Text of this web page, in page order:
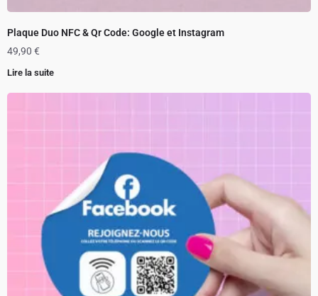
Plaque Duo NFC & Qr Code: Google et Instagram
49,90 €
Lire la suite